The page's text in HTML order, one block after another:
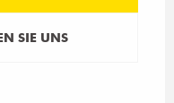
SIE UNS